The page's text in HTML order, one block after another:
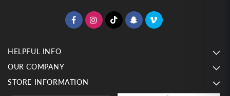
HELPFUL INFO
OUR COMPANY
STORE INFORMATION